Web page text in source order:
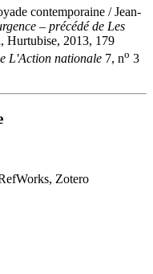
contemporaine /Jean-
– précédé de Les
Hurtubise, 2013, 179
L'Action nationale 7, no 3
Zotero